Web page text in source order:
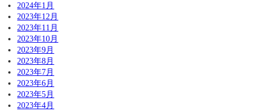
2024年1月
2023年12月
2023年11月
2023年10月
2023年9月
2023年8月
2023年7月
2023年6月
2023年5月
2023年4月